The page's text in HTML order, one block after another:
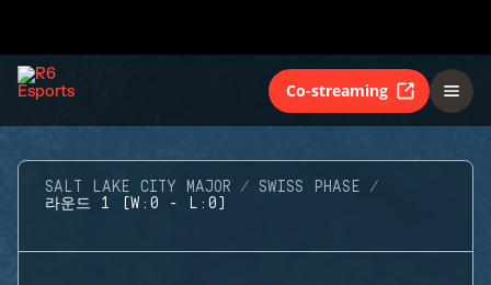
Co-streaming
SALT LAKE CITY MAJOR
SWISS PHASE
라운드 1 (W:0 - L:0)